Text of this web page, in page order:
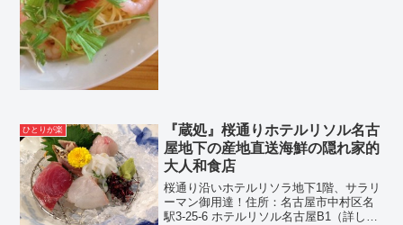
ひとりが楽
『蔵処』桜通りホテルリソル名古
屋地下の産地直送海鮮の隠れ家的
大人和食店
桜通り沿いホテルリソラ地下1階、サラリ
ーマン御用達！住所：名古屋市中村区名
駅3-25-6 ホテルリソル名古屋B1（詳しく